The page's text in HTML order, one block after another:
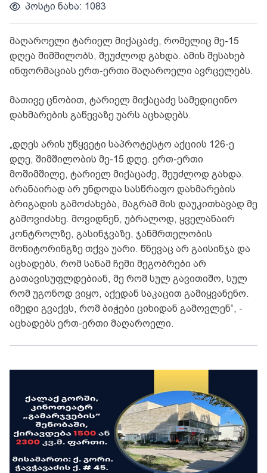
პოსტი ნახა: 1083
მაღაროელი ტარიელ მიქაცაძე, რომელიც მე-15
დღეა შიმშილობს, შეუძლოდ გახდა. ამის შესახებ
ინფორმაციას ერთ-ერთი მაღაროელი ავრცელებს.
მათივე ცნობით, ტარიელ მიქაცაძე სამედიცინო
დახმარების გაწევაზე უარს აცხადებს.
„დღეს არის უწყვეტი საპროტესტო აქციის 126-ე
დღე, შიმშილობის მე-15 დღე. ერთ-ერთი
მოშიმშილე, ტარიელ მიქაცაძე, შეუძლოდ გახდა.
არანაირად არ უნდოდა სასწრაფო დახმარების
ბრიგადის გამოძახება, მაგრამ მის დაუკითხავად მე
გამოვიძახე. მოვიდნენ, უბრალოდ, ყველანაირ
კონტროლზე, გასინჯვაზე, ჯანმრთელობის
მონიტორინგზე თქვა უარი. წნევაც არ გაისინჯა და
აცხადებს, რომ სანამ ჩემი მეგობრები არ
გათავისუფლდებიან, მე რომ სულ გავითიშო, სულ
რომ უგონოდ ვიყო, აქედან საკაცით გამიყვანენო.
იმედი გვაქვს, რომ ბიჭები ციხიდან გამოვლენ“, -
აცხადებს ერთ-ერთი მაღაროელი.